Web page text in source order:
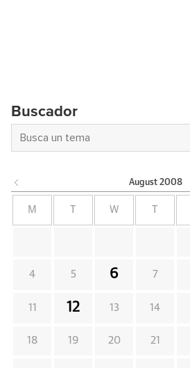
Buscador
August 2008
M W
4 5 6 7
11 12 13 14
18 19 20 21